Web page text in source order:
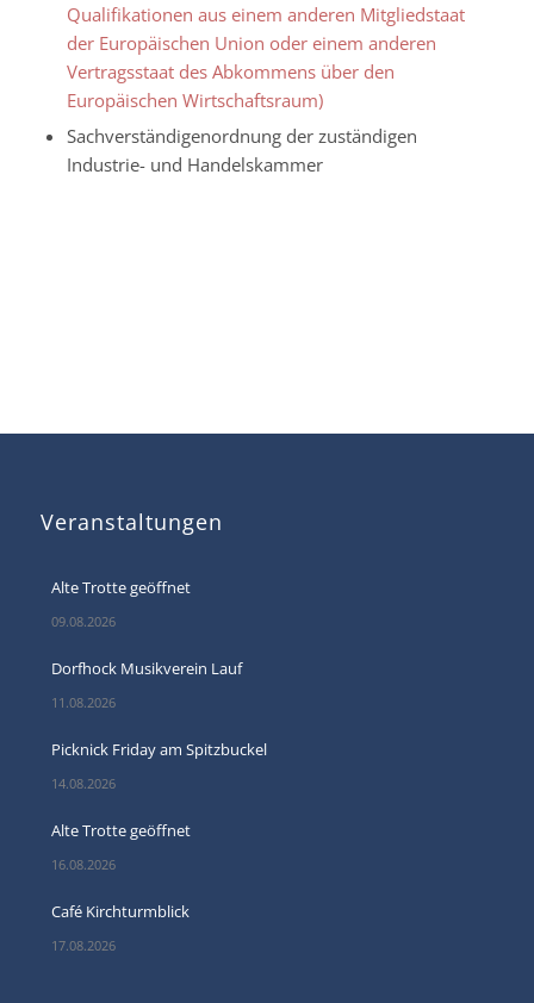
Qualifikationen aus einem anderen Mitgliedstaat
der Europäischen Union oder einem anderen
Vertragsstaat des Abkommens über den
Europäischen Wirtschaftsraum)
Sachverständigenordnung der zuständigen
Industrie- und Handelskammer
Veranstaltungen
Alte Trotte geöffnet
09.08.2026
Dorfhock Musikverein Lauf
11.08.2026
Picknick Friday am Spitzbuckel
14.08.2026
Alte Trotte geöffnet
16.08.2026
Café Kirchturmblick
17.08.2026